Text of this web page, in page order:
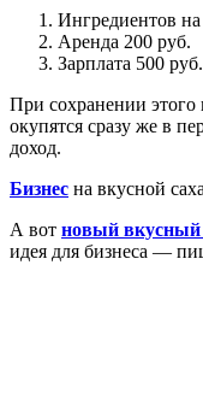
Ингредиентов
Аренда 200 руб.
Зарплата 500 руб.
При сохранении этого
окупятся сразу же в
доход.
Бизнес на вкусной
А вот новый вкусный
идея для бизнеса —